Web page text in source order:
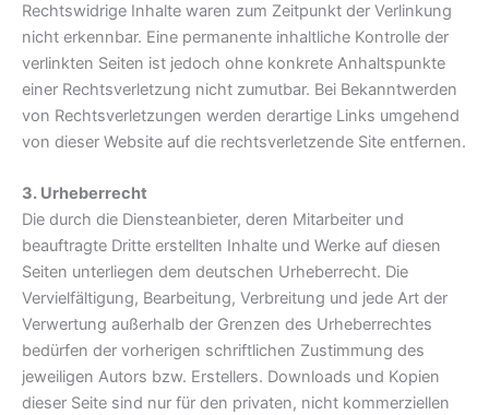
Rechtswidrige Inhalte waren zum Zeitpunkt der Verlinkung
nicht erkennbar. Eine permanente inhaltliche Kontrolle der
verlinkten Seiten ist jedoch ohne konkrete Anhaltspunkte
einer Rechtsverletzung nicht zumutbar. Bei Bekanntwerden
von Rechtsverletzungen werden derartige Links umgehend
von dieser Website auf die rechtsverletzende Site entfernen.
3. Urheberrecht
Die durch die Diensteanbieter, deren Mitarbeiter und
beauftragte Dritte erstellten Inhalte und Werke auf diesen
Seiten unterliegen dem deutschen Urheberrecht. Die
Vervielfältigung, Bearbeitung, Verbreitung und jede Art der
Verwertung außerhalb der Grenzen des Urheberrechtes
bedürfen der vorherigen schriftlichen Zustimmung des
jeweiligen Autors bzw. Erstellers. Downloads und Kopien
dieser Seite sind nur für den privaten, nicht kommerziellen